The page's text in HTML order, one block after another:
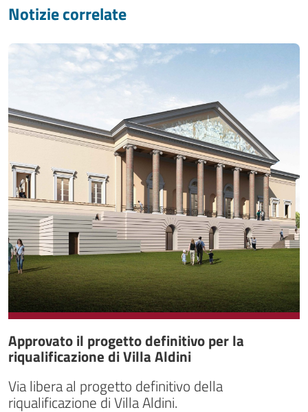
Notizie correlate
Approvato il progetto definitivo per la
riqualificazione di Villa Aldini
Via libera al progetto definitivo della
riqualificazione di Villa Aldini.